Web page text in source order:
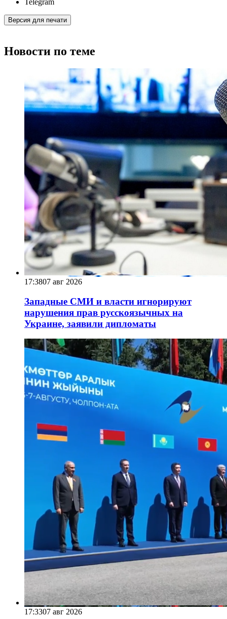
Telegram
Версия для печати
Новости по теме
17:3807 авг 2026
Западные СМИ и власти игнорируют
нарушения прав русскоязычных на
Украине, заявили дипломаты
17:3307 авг 2026